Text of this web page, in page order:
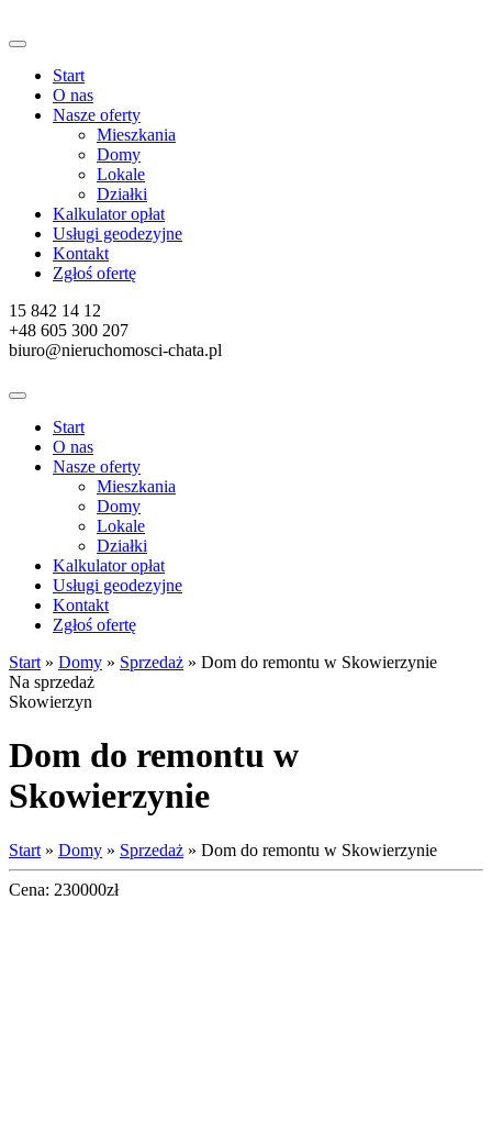
Start
O nas
Nasze oferty
Mieszkania
Domy
Lokale
Działki
Kalkulator opłat
Usługi geodezyjne
Kontakt
Zgłoś ofertę
15 842 14 12
+48 605 300 207
biuro@nieruchomosci-chata.pl
Start
O nas
Nasze oferty
Mieszkania
Domy
Lokale
Działki
Kalkulator opłat
Usługi geodezyjne
Kontakt
Zgłoś ofertę
Start » Domy » Sprzedaż » Dom do remontu w Skowierzynie
Na sprzedaż
Skowierzyn
Dom do remontu w
Skowierzynie
Start » Domy » Sprzedaż » Dom do remontu w Skowierzynie
Cena: 230000zł